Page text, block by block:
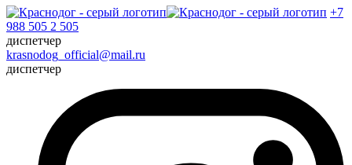
+7
988 505 2 505
диспетчер
krasnodog_official@mail.ru
диспетчер